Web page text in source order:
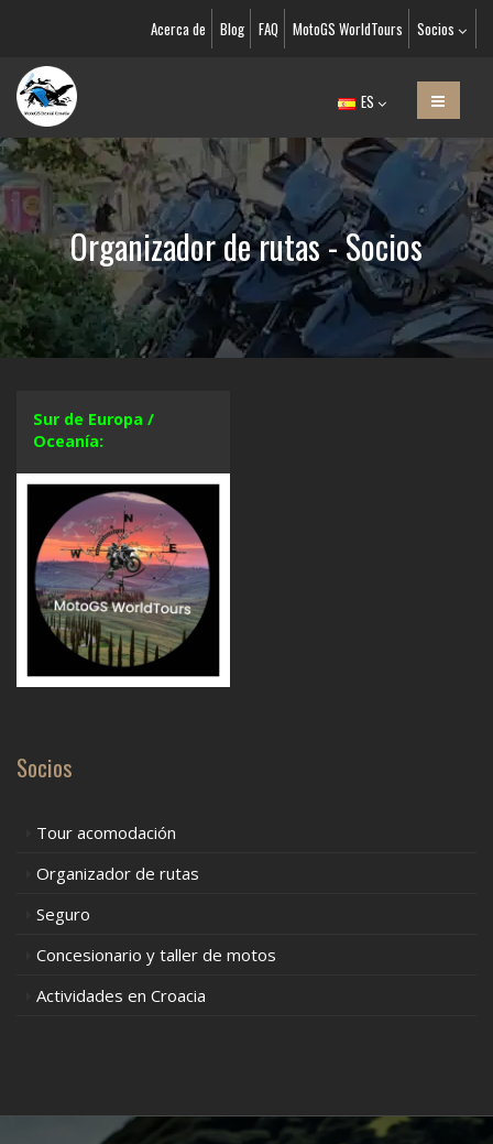
Acerca de Blog FAQ MotoGS WorldTours Socios
ES
Organizador de rutas - Socios
Sur de Europa /
Oceanía:
Socios
Tour acomodación
Organizador de rutas
Seguro
Concesionario y taller de motos
Actividades en Croacia